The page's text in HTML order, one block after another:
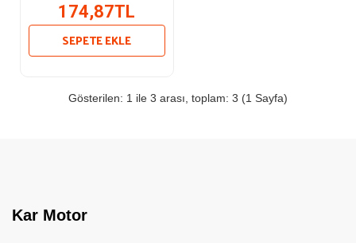
174,87TL
SEPETE EKLE
Gösterilen: 1 ile 3 arası, toplam: 3 (1 Sayfa)
Kar Motor